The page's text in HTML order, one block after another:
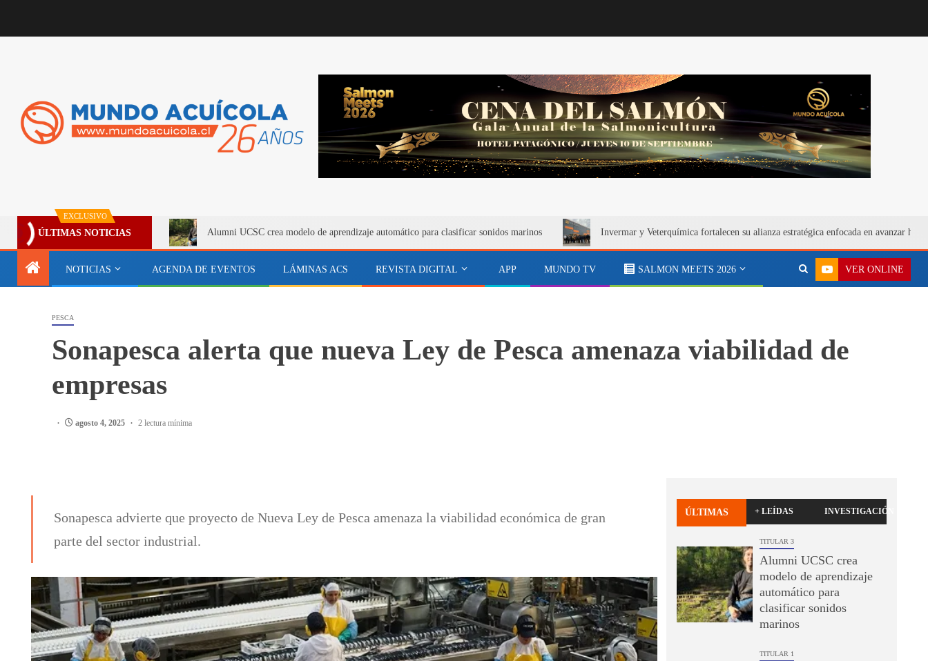
EXCLUSIVO
ÚLTIMAS NOTICIAS Alumni UCSC crea modelo de aprendizaje automático para clasificar sonidos marinos Invermar y Veterquímica fortalecen su alianza estratégica enfocada en avanzar
NOTICIAS AGENDA DE EVENTOS LÁMINAS ACS REVISTA DIGITAL APP MUNDO TV SALMON MEETS 2026 VER ONLINE
PESCA
Sonapesca alerta que nueva Ley de Pesca amenaza viabilidad de
empresas
agosto 4, 2025 2 lectura mínima
Sonapesca advierte que proyecto de Nueva Ley de Pesca amenaza la viabilidad económica de gran
parte del sector industrial.
ÚLTIMAS + LEÍDAS INVESTIGACIÓN
TITULAR 3
Alumni UCSC crea
modelo de aprendizaje
automático para
clasificar sonidos
marinos
TITULAR 1